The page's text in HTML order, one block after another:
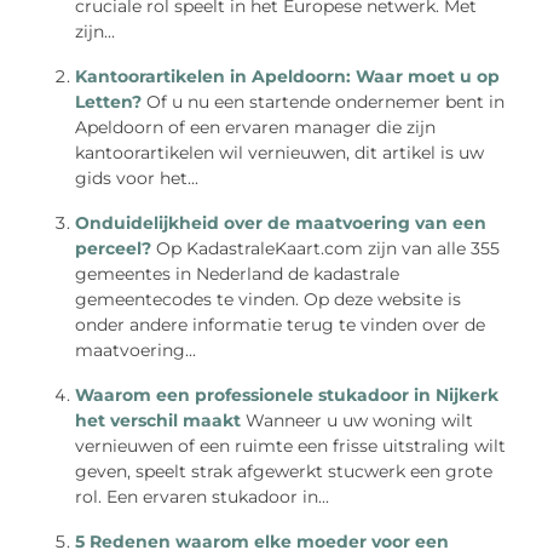
cruciale rol speelt in het Europese netwerk. Met
zijn...
Kantoorartikelen in Apeldoorn: Waar moet u op
Letten? Of u nu een startende ondernemer bent in
Apeldoorn of een ervaren manager die zijn
kantoorartikelen wil vernieuwen, dit artikel is uw
gids voor het...
Onduidelijkheid over de maatvoering van een
perceel? Op KadastraleKaart.com zijn van alle 355
gemeentes in Nederland de kadastrale
gemeentecodes te vinden. Op deze website is
onder andere informatie terug te vinden over de
maatvoering...
Waarom een professionele stukadoor in Nijkerk
het verschil maakt Wanneer u uw woning wilt
vernieuwen of een ruimte een frisse uitstraling wilt
geven, speelt strak afgewerkt stucwerk een grote
rol. Een ervaren stukadoor in...
5 Redenen waarom elke moeder voor een